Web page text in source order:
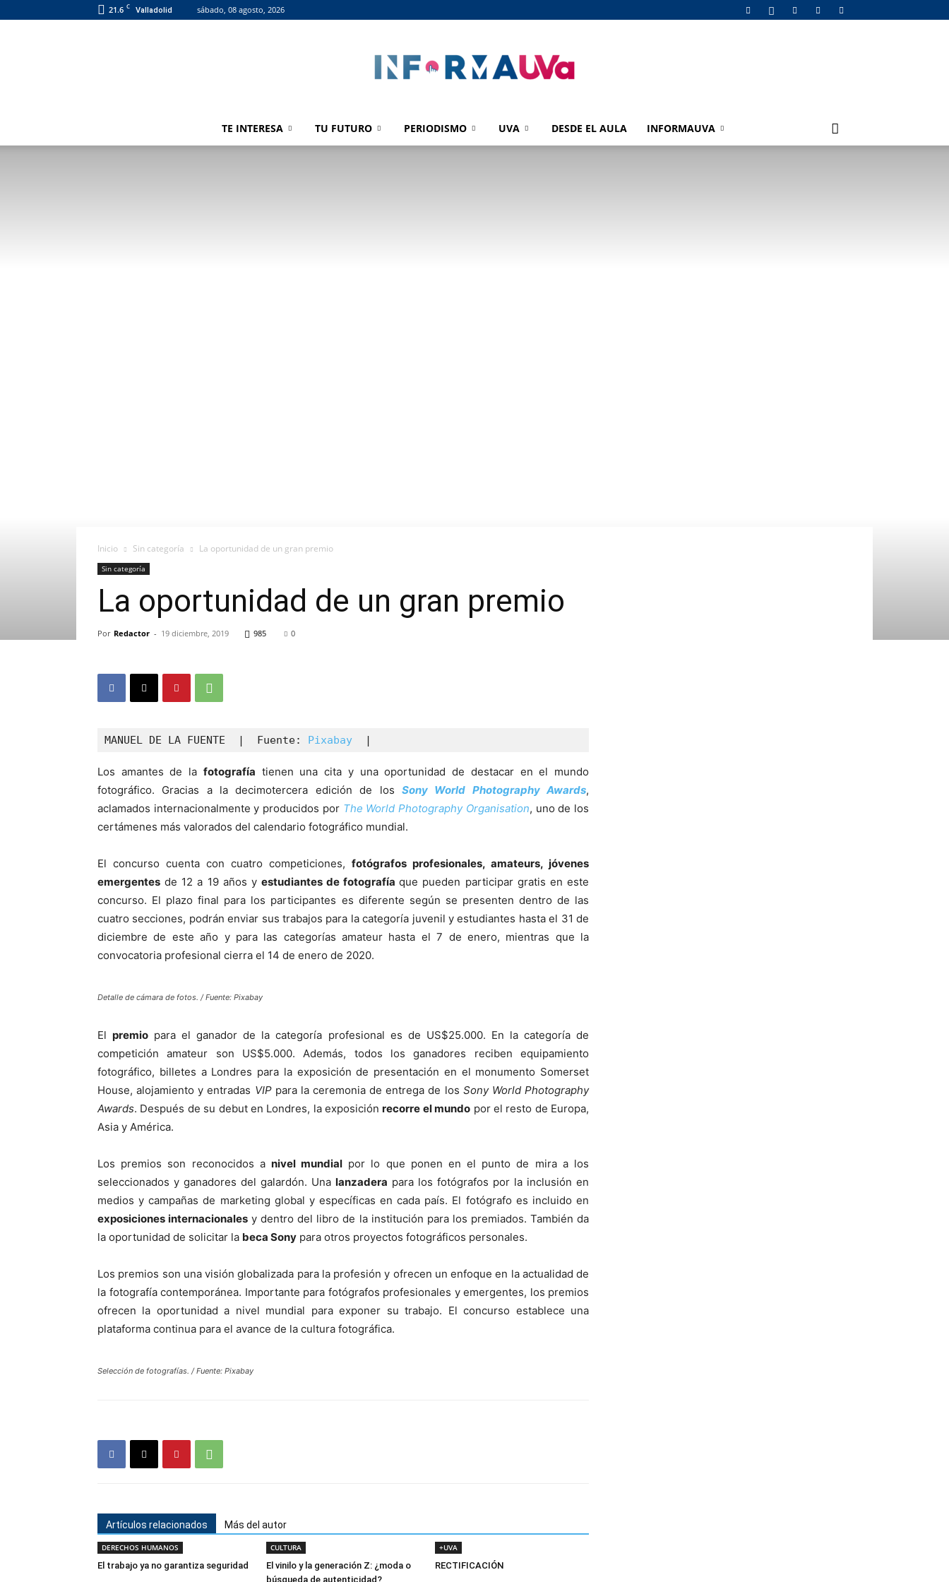
21.6 C Valladolid sábado, 08 agosto, 2026
informaUVA
TE INTERESA TU FUTURO PERIODISMO UVA DESDE EL AULA INFORMAUVA
Inicio Sin categoría La oportunidad de un gran premio
Sin categoría
La oportunidad de un gran premio
Por Redactor - 19 diciembre, 2019 985 0
MANUEL DE LA FUENTE | Fuente: Pixabay |
Los amantes de la fotografía tienen una cita y una oportunidad de destacar en el mundo
fotográfico. Gracias a la decimotercera edición de los Sony World Photography Awards,
aclamados internacionalmente y producidos por The World Photography Organisation, uno de los
certámenes más valorados del calendario fotográfico mundial.
El concurso cuenta con cuatro competiciones, fotógrafos profesionales, amateurs, jóvenes
emergentes de 12 a 19 años y estudiantes de fotografíaque pueden participar gratis en este
concurso. El plazo final para los participantes es diferente según se presenten dentro de las
cuatro secciones, podrán enviar sus trabajos para la categoría juvenil y estudiantes hasta el 31 de
diciembre de este año y para las categorías amateur hasta el 7 de enero, mientras que la
convocatoria profesional cierra el 14 de enero de 2020.
Detalle de cámara de fotos. / Fuente: Pixabay
Elpremio para el ganador de la categoría profesional es de US$25.000. En la categoría de
competición amateur son US$5.000. Además, todos los ganadores reciben equipamiento
fotográfico, billetes a Londres para la exposición de presentación en el monumento Somerset
House, alojamiento y entradas VIPpara la ceremonia de entrega de los Sony World Photography
Awards. Después de su debut en Londres, la exposiciónrecorre el mundo por el resto de Europa,
Asia y América.
Los premios son reconocidos a nivel mundial por lo que ponen en el punto de mira a los
seleccionados y ganadores del galardón. Una lanzadera para los fotógrafos por la inclusión en
medios y campañas de marketing global y específicas en cada país. El fotógrafo es incluido en
exposiciones internacionales y dentro del libro de la institución para los premiados. También da
la oportunidad de solicitar la beca Sony para otros proyectos fotográficos personales.
Los premios son una visión globalizada para la profesión y ofrecen un enfoque en la actualidad de
la fotografía contemporánea. Importante para fotógrafos profesionales y emergentes, los premios
ofrecen la oportunidad a nivel mundial para exponer su trabajo. El concurso establece una
plataforma continua para el avance de la cultura fotográfica.
Selección de fotografías. / Fuente: Pixabay
Artículos relacionados Más del autor
DERECHOS HUMANOS
El trabajo ya no garantiza seguridad
CULTURA
El vinilo y la generación Z: ¿moda o
búsqueda de autenticidad?
+UVA
RECTIFICACIÓN